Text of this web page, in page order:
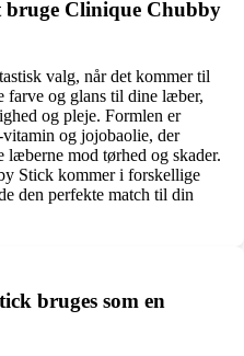
bruge Clinique Chubby
valg, når det kommer til
og glans til dine læber,
og pleje. Formlen er
og jojobaolie, der
mod tørhed og skader.
Stick kommer i forskellige
den perfekte match til din
bruges som en